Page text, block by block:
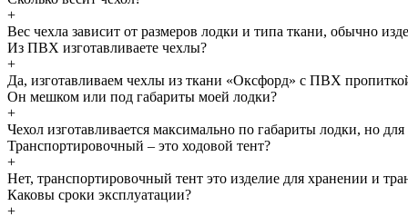
+
Вес чехла зависит от размеров лодки и типа ткани, обычно
Из ПВХ изготавливаете чехлы?
+
Да, изготавливаем чехлы из ткани «Оксфорд» с ПВХ
Он мешком или под габариты моей лодки?
+
Чехол изготавливается максимально по габариты лодки, но
Транспортировочный – это ходовой тент?
+
Нет, транспортировочный тент это изделие для хранении и
Каковы сроки эксплуатации?
+